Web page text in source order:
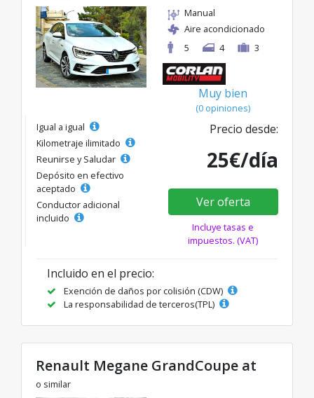
Manual
Aire acondicionado
5
4 3
Muy bien
(0 opiniones)
Igual a igual
Kilometraje ilimitado
Reunirse y Saludar
Depósito en efectivo
aceptado
Conductor adicional
incluido
Precio desde:
25€/día
Ver oferta
Incluye tasas e
impuestos. (VAT)
Incluido en el precio:
Exención de daños por colisión (CDW)
La responsabilidad de terceros(TPL)
Renault Megane GrandCoupe at
o similar